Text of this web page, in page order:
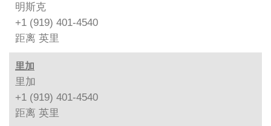
明斯克
+1 (919) 401-4540
距离 英里
里加
里加
+1 (919) 401-4540
距离 英里